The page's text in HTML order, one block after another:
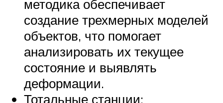
методика обеспечивает
создание трехмерных моделей
объектов, что помогает
анализировать их текущее
состояние и выявлять
деформации.
Тотальные станции: